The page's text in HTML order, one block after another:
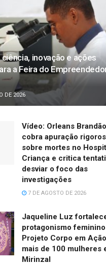
ciência, inovação e ações
a Feira do
DE 2026
Vídeo: Orleans Brandão
cobra apuração
sobre mortes no
Criança e critica
desviar o foco das
investigações
7 DE AGOSTO DE 2026
Jaqueline Luz
protagonismo
Projeto Corpo em
mais de 100 mulheres
Mirinzal